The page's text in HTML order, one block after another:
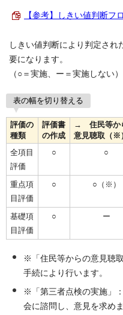
【参考】しきい値判断フ
しきい値判断により判定さ
要になります。
（○＝実施、ー＝実施しない）
表の幅を切り替える
評価の
種類
評価書
の作成
→ 住民等か
意見聴取（※
全項目
評価
○ ○
重点項
目評価
○ ○（※）
基礎項
目評価
○ ー
※「住民等からの意見聴
手続により行います。
※「第三者点検の実施」
会に諮問し、意見を求めま